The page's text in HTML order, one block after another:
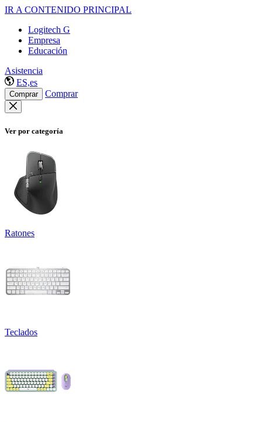
IR A CONTENIDO PRINCIPAL
Logitech G
Empresa
Educación
Asistencia
ES,es
Comprar Comprar
Ver por categoría
Ratones
Teclados